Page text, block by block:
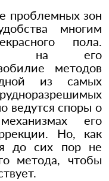
проблемных зон
многим
пола.
на его
методов
из самых
ведутся споры о
его
Но, как
до сих пор не
метода, чтобы